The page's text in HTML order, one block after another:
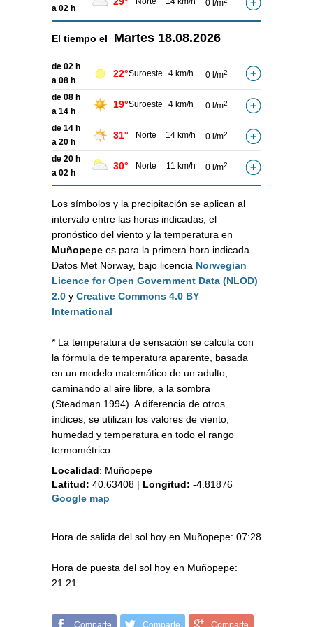
a 02 h
0 l/m
El tiempo el Martes 18.08.2026
de 02 h
a 08 h
22°Suroeste 4 km/h 0 l/m2
de 08 h
a 14 h
19°Suroeste 4 km/h 0 l/m2
de 14 h
a 20 h
31° Norte 14 km/h 0 l/m2
de 20 h
a 02 h
30° Norte 11 km/h 0 l/m2
Los símbolos y la precipitación se aplican al
intervalo entre las horas indicadas, el
pronóstico del viento y la temperatura en
Muñopepe es para la primera hora indicada.
Datos Met Norway, bajo licencia Norwegian
Licence for Open Government Data (NLOD)
2.0 y Creative Commons 4.0 BY
International
* La temperatura de sensación se calcula con
la fórmula de temperatura aparente, basada
en un modelo matemático de un adulto,
caminando al aire libre, a la sombra
(Steadman 1994). A diferencia de otros
índices, se utilizan los valores de viento,
humedad y temperatura en todo el rango
termométrico.
Localidad: Muñopepe
Latitud: 40.63408 | Longitud: -4.81876
Google map
Hora de salida del sol hoy en Muñopepe: 07:28
Hora de puesta del sol hoy en Muñopepe:
21:21